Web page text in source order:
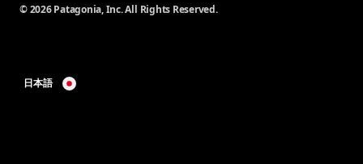
© 2026 Patagonia, Inc. All Rights Reserved.
日本語